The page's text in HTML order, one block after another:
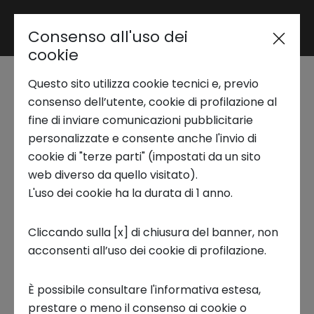
Area riservata
Trend Analysis
Applied Research
Startup Development
Business Transformation
Ecosystem enabling
Storie di Innovazione |
Benedetto Ruggeri
STORIE DI INNOVAZIONE
A volte, per decidere di trasformare un’idea
innovativa in realtà, bastano tre amici seduti
Consenso all'uso dei
cookie
Questo sito utilizza cookie tecnici e, previo
consenso dell’utente, cookie di profilazione al
fine di inviare comunicazioni pubblicitarie
personalizzate e consente anche l'invio di
cookie di "terze parti" (impostati da un sito
web diverso da quello visitato).
L'uso dei cookie ha la durata di 1 anno.
Cliccando sulla [x] di chiusura del banner, non
acconsenti all’uso dei cookie di profilazione.
È possibile consultare l'informativa estesa,
prestare o meno il consenso ai cookie o